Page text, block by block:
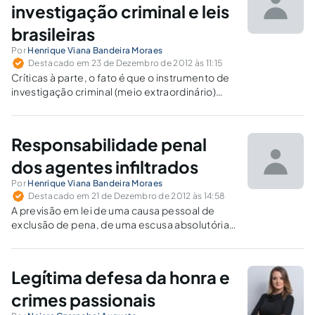
investigação criminal e leis
brasileiras
Por Henrique Viana Bandeira Moraes
Destacado em 23 de Dezembro de 2012 às 11:15
Críticas à parte, o fato é que o instrumento de
investigação criminal (meio extraordinário)
previsto na legislação pátria e, portanto, a
dado. A medida reveste-se do caráter de
legalidade e a lei que a disciplina é auto-
aplicável.
Responsabilidade penal
dos agentes infiltrados
Por Henrique Viana Bandeira Moraes
Destacado em 21 de Dezembro de 2012 às 14:58
A previsão em lei de uma causa pessoal de
exclusão de pena, de uma escusa absolutória,
para o tratamento da responsabilidade penal
organização criminosa, pratica delito
relacionado ou não às atividades “próprias”
desta, mas em razão da infiltração.
Legítima defesa da honra e
crimes passionais